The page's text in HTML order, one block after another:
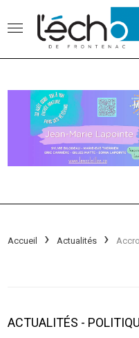
Accueil Actualités
ACTUALITÉS -